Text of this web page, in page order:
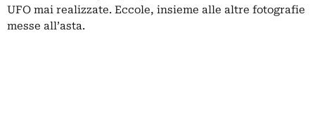
UFO mai realizzate. Eccole, insieme alle altre fotografie
messe all’asta.